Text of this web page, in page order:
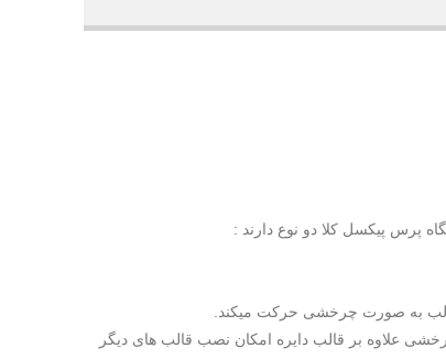
پرس پیکسل کلا دو نوع دارند :
به صورت چرخشی حرکت میکند.
بر قالب دایره امکان نصب قالب های دیگر